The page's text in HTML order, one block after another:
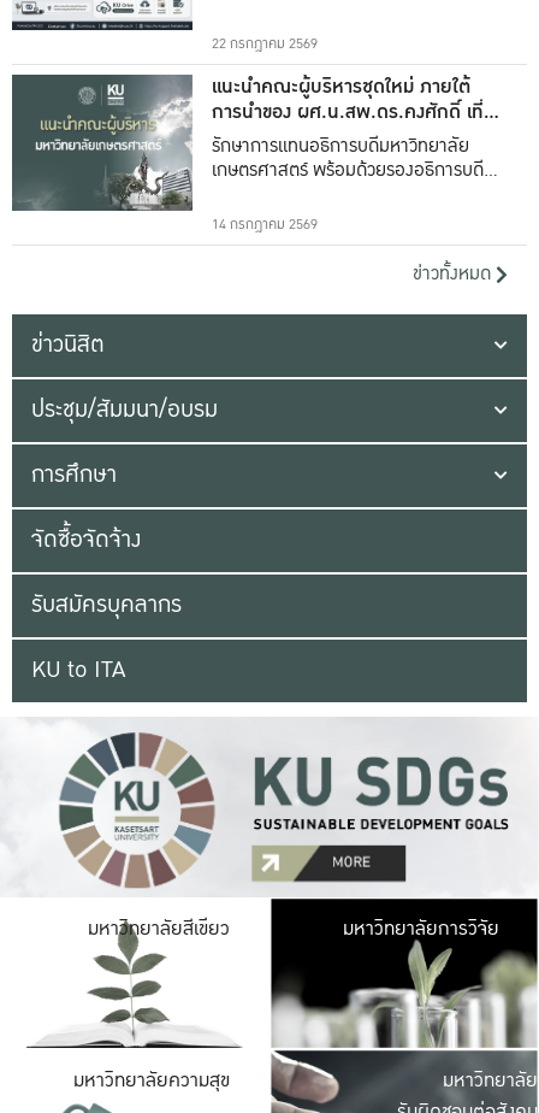
22 กรกฎาคม 2569
แนะนำคณะผู้บริหารชุดใหม่ ภายใต้
การนำของ ผศ.น.สพ.ดร.คงศักดิ์ เที่ยง
ธรรม
รักษาการแทนอธิการบดีมหาวิทยาลัย
เกษตรศาสตร์ พร้อมด้วยรองอธิการบดีทั้ง
14 กรกฎาคม 2569
ข่าวทั้งหมด
ข่าวนิสิต
ประชุม/สัมมนา/อบรม
การศึกษา
จัดซื้อจัดจ้าง
รับสมัครบุคลากร
KU to ITA
มหาวิทยาลัยสีเขียว มหาวิ
มีพื้นที่เขียวสดใส
เป็นป่าในเมือง เกษต
มหาวิทยาลัยการวิจัย
มหาวิทยาลัยความสุข มหาวิ
ค
มหาวิทยาลัย